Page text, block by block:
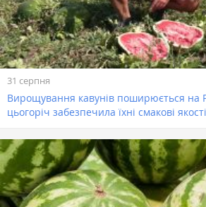
31 серпня
Вирощування кавунів поширюється на
цьогоріч забезпечила їхні смакові якості